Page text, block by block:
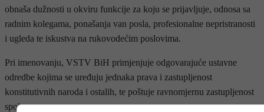
obnaša dužnosti u okviru funkcije za koju se prijavljuje, odnosa sa
radnim kolegama, ponašanja van posla, profesionalne nepristranosti
i ugleda te iskustva na rukovodećim poslovima.
Pri imenovanju, VSTV BiH primjenjuje odgovarajuće ustavne
odredbe kojima se uređuju jednaka prava i zastupljenost
konstitutivnih naroda i ostalih, te poštuje ravnomjernu zastupljenost
spolova.